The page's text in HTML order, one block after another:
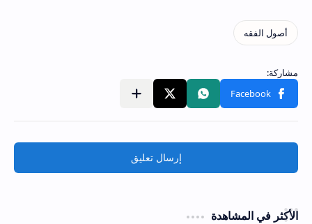
إرسال تعليق
الأكثر في المشاهدة